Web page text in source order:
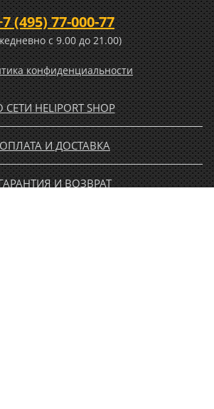
(495) 77-000-77
c 9.00 до 21.00)
конфиденциальности
СЕТИ HELIPORT SHOP
ОПЛАТА И ДОСТАВКА
И ВОЗВРАТ